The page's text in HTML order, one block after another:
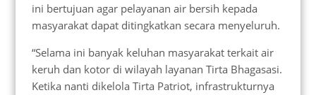
ini bertujuan agar pelayanan air bersih kepada
masyarakat dapat ditingkatkan secara menyeluruh.
“Selama ini banyak keluhan masyarakat terkait air
keruh dan kotor di wilayah layanan Tirta Bhagasasi.
Ketika nanti dikelola Tirta Patriot, infrastrukturnya